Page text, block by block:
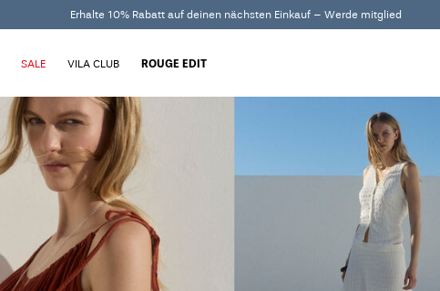
Erhalte 10% Rabatt auf deinen nächsten Einkauf – Werde mitglied
SALE VILA CLUB ROUGE EDIT